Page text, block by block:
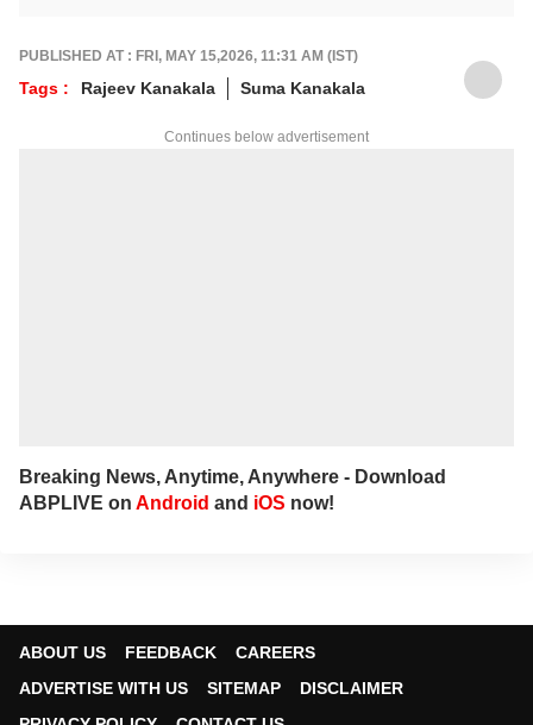
సేవలు అందించారు.
PUBLISHED AT : FRI, MAY 15,2026, 11:31 AM (IST)
Tags : Rajeev Kanakala Suma Kanakala
Continues below advertisement
Breaking News, Anytime, Anywhere - Download
ABPLIVE on Android and iOS now!
ABOUT US FEEDBACK
CAREERS
ADVERTISE WITH US
SITEMAP
DISCLAIMER